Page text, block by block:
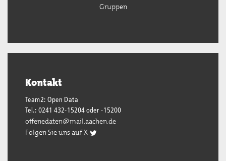
Gruppen
Kontakt
Team2: Open Data
Tel.: 0241 432-15204 oder -15200
offenedaten@mail.aachen.de
Folgen Sie uns auf X